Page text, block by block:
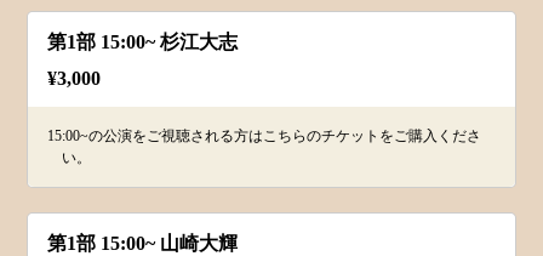
第1部 15:00~ 杉江大志
¥3,000
15:00~の公演をご視聴される方はこちらのチケットをご購入くださ
い。
第1部 15:00~ 山崎大輝